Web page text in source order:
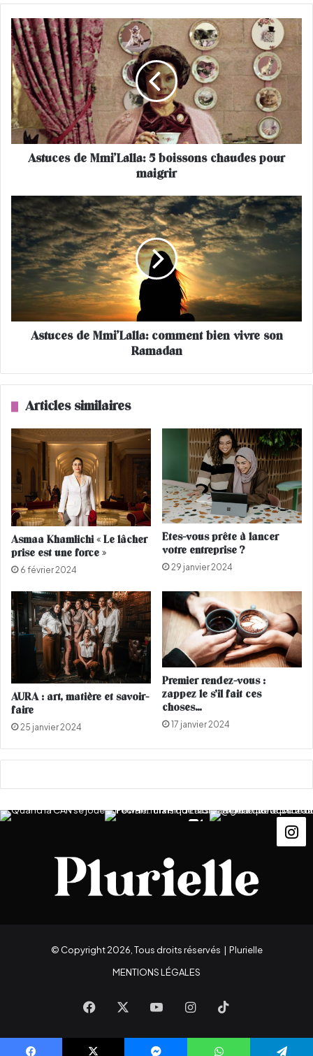
A
s
t
u
c
e
s
d
e
L
a
l
l
a
b
s
c
h
d
e
s
p
o
u
m
a
i
g
r
i
r
Astuces de Mmi’Lalla: 5 boissons chaudes pour
maigrir
A
s
t
u
e
s
e
l
m
m
e
n
t
i
e
n
v
i
v
r
e
s
o
n
R
m
Astuces de Mmi’Lalla: comment bien vivre son
Ramadan
Articles similaires
Asmaa Khamlichi « Le lâcher
prise est une force »
6 février 2024
Etes-vous prête à lancer
votre entreprise ?
29 janvier 2024
AURA : art, matière et savoir-
faire
25 janvier 2024
Premier rendez-vous :
zappez le s’il fait ces
choses…
17 janvier 2024
© Copyright 2026, Tous droits réservés | Plurielle
MENTIONS LÉGALES
Facebook YouTubeInstagram